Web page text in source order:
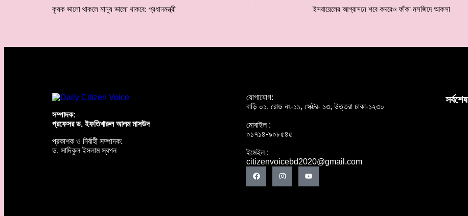
কৃষক ভালো থাকলে মানুষ ভালো থাকবে: প্রধানমন্ত্রী ইসরায়েলের আগ্রাসনে শবে কদরেও ফাঁকা মসজিদে আকসা
সম্পাদক:
প্রফেসর ড. ইফতিখারুল আলম মাসউদ
প্রকাশক ও নির্বাহী সম্পাদক:
ড. সাদিকুল ইসলাম স্বপন
যোগাযোগ:
বাড়ি ০১, রোড নং-১১, সেক্টর- ১৩, উত্তরা ঢাকা-১২৩০
মোবাইল :
০১৭১৪-৯০৮৫৪৫
ইমেইল :
citizenvoicebd2020@gmail.com
সর্বশেষ